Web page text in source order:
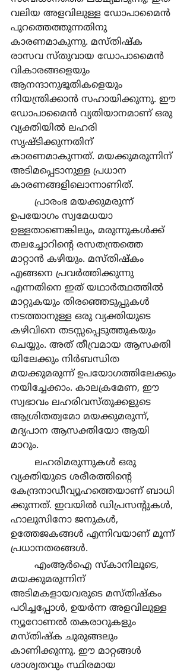
വലിയ അളവിലുള്ള ഡോപാമൈന്‍
പുറത്തെത്തുന്നതിനു
കാരണമാകുന്നു. മസ്തിഷ്ക
രാസവ സ്തുവായ ഡോപാമൈന്‍
വികാരങ്ങളെയും
ആനന്ദാനുഭൂതികളെയും
നിയന്ത്രിക്കാന്‍ സഹായിക്കുന്നു. ഈ
ഡോപാമൈന്‍ വ്യതിയാനമാണ് ഒരു
വ്യക്തിയില്‍ ലഹരി
സൃഷ്ടിക്കുന്നതിന്
കാരണമാകുന്നത്. മയക്കുമരുന്നിന്
അടിമപ്പെടാനുള്ള പ്രധാന
കാരണങ്ങളിലൊന്നാണിത്.
ഉപയോഗം സ്വമേധയാ
ഉള്ളതാണെങ്കിലും, മരുന്നുകള്‍ക്ക്
തലച്ചോറിന്‍റെ രസതന്ത്രത്തെ
മാറ്റാന്‍ കഴിയും. മസ്തിഷ്കം
എങ്ങനെ പ്രവര്‍ത്തിക്കുന്നു
എന്നതിനെ ഇത് യഥാര്‍ത്ഥത്തില്‍
മാറ്റുകയും തിരഞ്ഞെടുപ്പുകള്‍
നടത്താനുള്ള ഒരു വ്യക്തിയുടെ
കഴിവിനെ തടസ്സപ്പെടുത്തുകയും
ചെയ്യും. അത് തീവ്രമായ ആസക്തി
യിലേക്കും നിര്‍ബന്ധിത
മയക്കുമരുന്ന് ഉപയോഗത്തിലേക്കും
നയിച്ചേക്കാം. കാലക്രമേണ, ഈ
സ്വഭാവം ലഹരിവസ്തുക്കളുടെ
ആശ്രിതത്വമോ മയക്കുമരുന്ന്,
മദ്യപാന ആസക്തിയോ ആയി
മാറും.
വ്യക്തിയുടെ ശരീരത്തിന്‍റെ
കേന്ദ്രനാഡീവ്യൂഹത്തെയാണ് ബാധി
ക്കുന്നത്. ഇവയില്‍ ഡിപ്രസന്‍റുകള്‍,
ഹാലുസിനോ ജനുകള്‍,
ഉത്തേജകങ്ങള്‍ എന്നിവയാണ് മൂന്ന്
പ്രധാനതരങ്ങള്‍.
മയക്കുമരുന്നിന്
അടിമകളായവരുടെ മസ്തിഷ്കം
പഠിച്ചപ്പോള്‍, ഉയര്‍ന്ന അളവിലുള്ള
ന്യൂറോണല്‍ തകരാറുകളും
മസ്തിഷ്ക ചുരുങ്ങലും
കാണിക്കുന്നു. ഈ മാറ്റങ്ങള്‍
ശാശ്വതവും സ്ഥിരമായ